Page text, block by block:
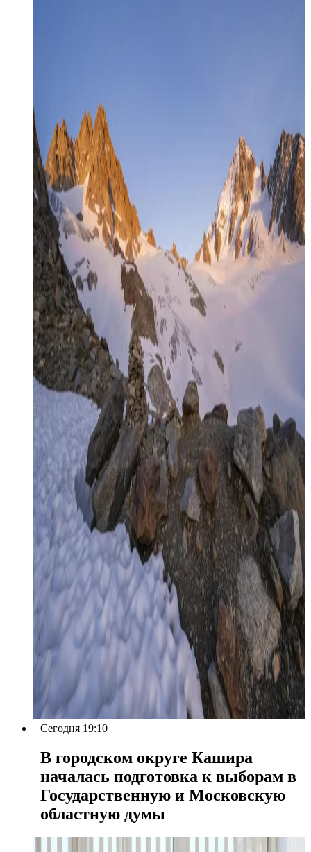
Сегодня 19:10
В городском округе Кашира
началась подготовка к выборам в
Государственную и Московскую
областную думы